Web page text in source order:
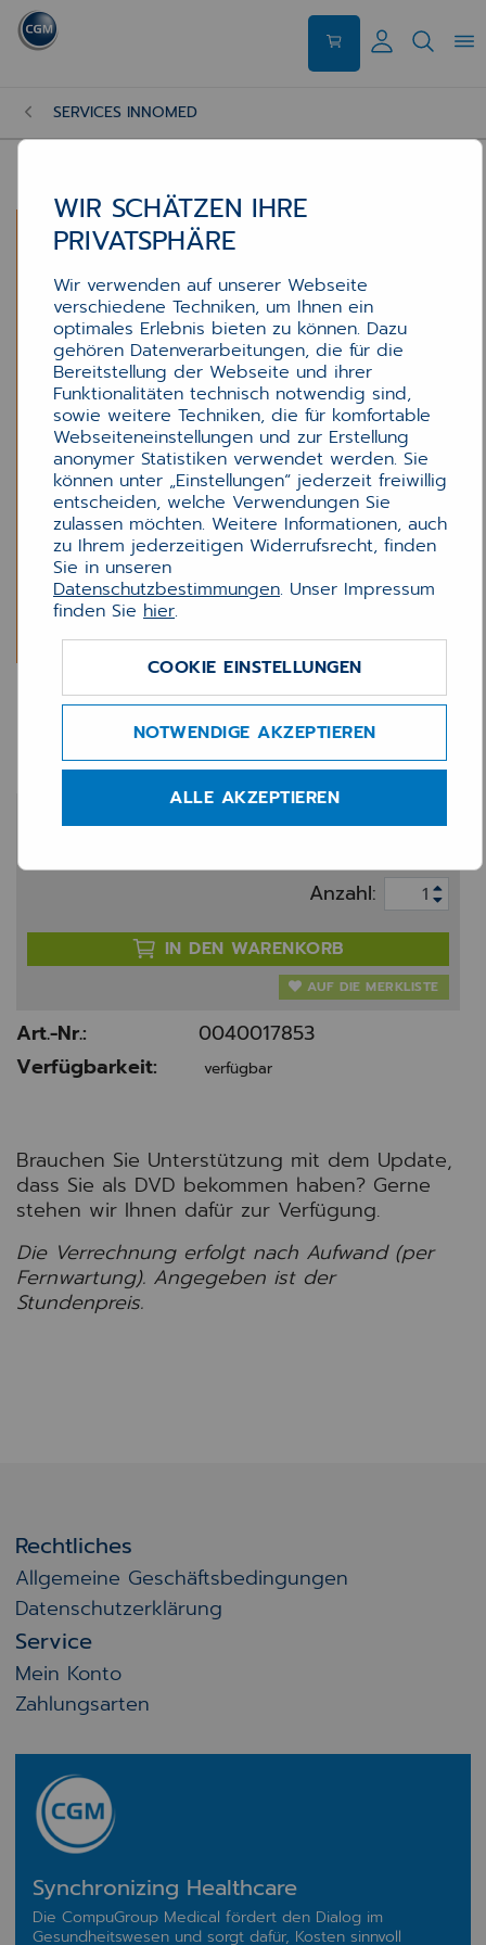
SERVICES INNOMED
INNO CGM PRAXISARCHIV
Update (FW)
195,00 €
Anzahl:
IN DEN WARENKORB
AUF DIE MERKLISTE
Art.-Nr.:
0040017853
Verfügbarkeit:
verfügbar
Brauchen Sie Unterstützung mit dem Update,
dass Sie als DVD bekommen haben? Gerne
stehen wir Ihnen dafür zur Verfügung.
Die Verrechnung erfolgt nach Aufwand (per
Fernwartung). Angegeben ist der
Stundenpreis.
Rechtliches
Allgemeine Geschäftsbedingungen
Datenschutzerklärung
Service
Mein Konto
Zahlungsarten
Synchronizing Healthcare
Die CompuGroup Medical fördert den Dialog im
Gesundheitswesen und sorgt dafür, Kosten sinnvoll
WIR SCHÄTZEN IHRE
PRIVATSPHÄRE
Wir verwenden auf unserer Webseite
verschiedene Techniken, um Ihnen ein
optimales Erlebnis bieten zu können. Dazu
gehören Datenverarbeitungen, die für die
Bereitstellung der Webseite und ihrer
Funktionalitäten technisch notwendig sind,
sowie weitere Techniken, die für komfortable
Webseiteneinstellungen und zur Erstellung
anonymer Statistiken verwendet werden. Sie
können unter „Einstellungen“ jederzeit freiwillig
entscheiden, welche Verwendungen Sie
zulassen möchten. Weitere Informationen, auch
zu Ihrem jederzeitigen Widerrufsrecht, finden
Sie in unseren
Datenschutzbestimmungen. Unser Impressum
finden Sie hier.
COOKIE EINSTELLUNGEN
NOTWENDIGE AKZEPTIEREN
ALLE AKZEPTIEREN